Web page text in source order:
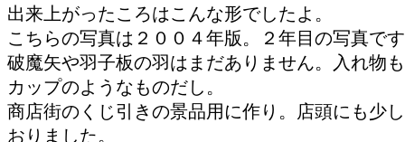
出来上がったころはこんな形でしたよ。
こちらの写真は２００４年版。２年目の写真で
破魔矢や羽子板の羽はまだありません。入れ物
カップのようなものだし。
商店街のくじ引きの景品用に作り。店頭にも少
おりました。